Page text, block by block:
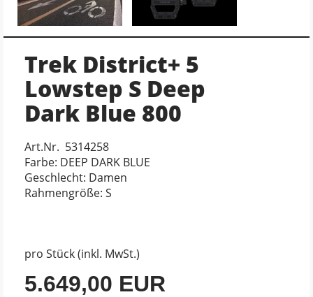
Trek District+ 5
Lowstep S Deep
Dark Blue 800
Art.Nr. 5314258
Farbe: DEEP DARK BLUE
Geschlecht: Damen
Rahmengröße: S
pro Stück (inkl. MwSt.)
5.649,00 EUR